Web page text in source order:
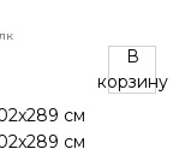
В
корзину